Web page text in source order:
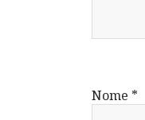
Nome *